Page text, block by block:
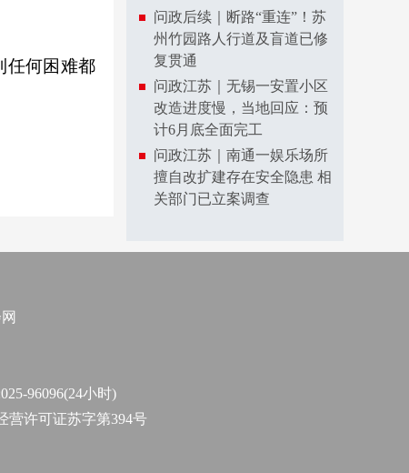
任何困难都
问政后续｜断路“重连”！苏
州竹园路人行道及盲道已修
复贯通
问政江苏｜无锡一安置小区
改造进度慢，当地回应：预
计6月底全面完工
问政江苏｜南通一娱乐场所
擅自改扩建存在安全隐患 相
关部门已立案调查
96096(24小时)
营许可证苏字第394号